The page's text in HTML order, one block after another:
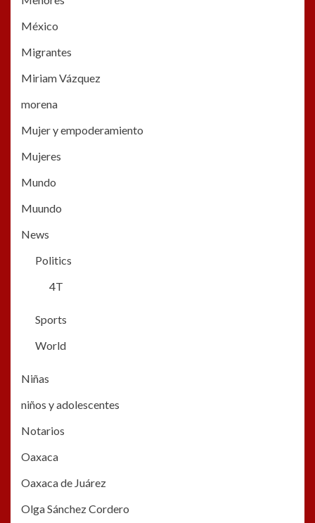
México
Migrantes
Miriam Vázquez
morena
Mujer y empoderamiento
Mujeres
Mundo
Muundo
News
Politics
4T
Sports
World
Niñas
niños y adolescentes
Notarios
Oaxaca
Oaxaca de Juárez
Olga Sánchez Cordero